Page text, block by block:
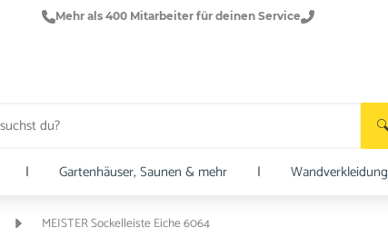
Mehr als 400 Mitarbeiter für deinen Service
| Gartenhäuser, Saunen & mehr | Wandverkleidung
MEISTER Sockelleiste Eiche 6064